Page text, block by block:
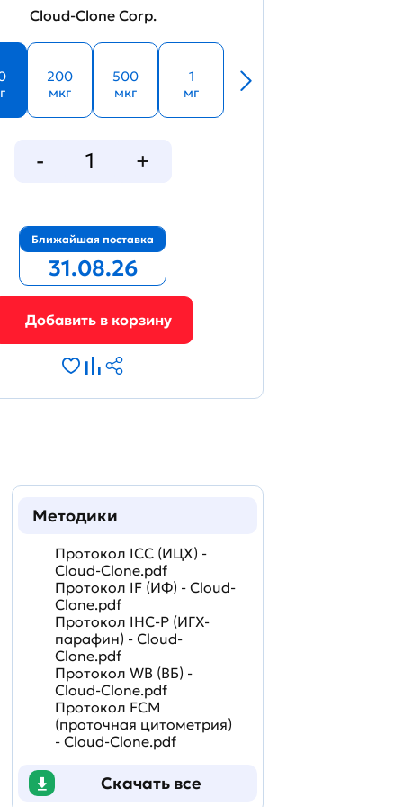
Cloud-Clone Corp.
200
мкг
500
мкг
1
мг
Ближайшая поставка
31.08.26
Методики
Протокол ICC (ИЦХ) -
Cloud-Clone.pdf
Протокол IF (ИФ) - Cloud-
Clone.pdf
Протокол IHC-P (ИГХ-
парафин) - Cloud-
Clone.pdf
Протокол WB (ВБ) -
Cloud-Clone.pdf
Протокол FCM
(проточная цитометрия)
- Cloud-Clone.pdf
Скачать все